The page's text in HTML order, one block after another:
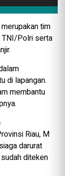
tim
TNI/Polri serta
di lapangan.
membantu
Riau, M
darurat
diteken